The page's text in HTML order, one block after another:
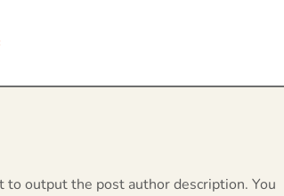
to output the post author description. You